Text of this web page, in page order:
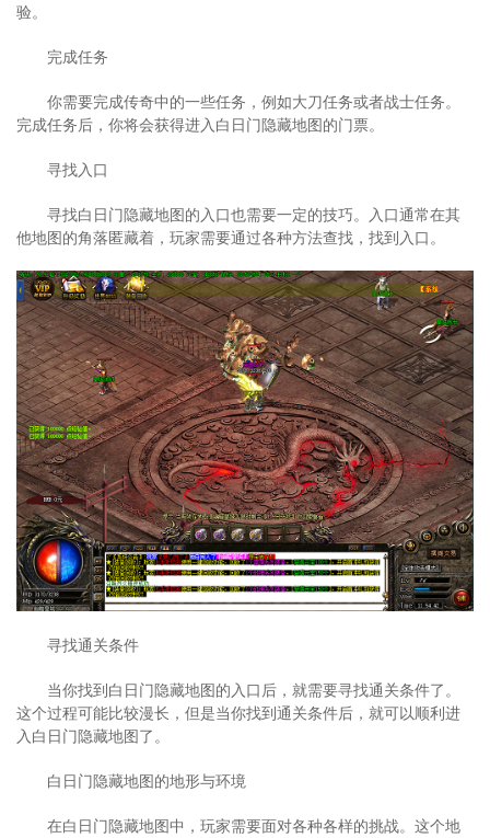
验。
完成任务
你需要完成传奇中的一些任务，例如大刀任务或者战士任务。
完成任务后，你将会获得进入白日门隐藏地图的门票。
寻找入口
寻找白日门隐藏地图的入口也需要一定的技巧。入口通常在其
他地图的角落匿藏着，玩家需要通过各种方法查找，找到入口。
寻找通关条件
当你找到白日门隐藏地图的入口后，就需要寻找通关条件了。
这个过程可能比较漫长，但是当你找到通关条件后，就可以顺利进
入白日门隐藏地图了。
白日门隐藏地图的地形与环境
在白日门隐藏地图中，玩家需要面对各种各样的挑战。这个地